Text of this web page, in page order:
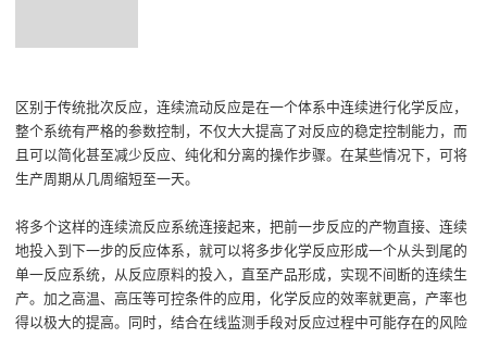
区别于传统批次反应，连续流动反应是在一个体系中连续进行化学反应，
整个系统有严格的参数控制，不仅大大提高了对反应的稳定控制能力，而
且 可以简化甚至减少反应、纯化和分离的操作步骤。在某些情况下，可将
生产周期从几周缩短至一天。
将多个这样的连续流反应系统连接起来，把前一步反应的产物直接、连续
地投入到下一步的反应体系，就可以将多步化学反应形成一个从头到尾的
单一反应系统，从反应原料的投入，直至产品形成，实现不间断的连续生
产。加之高温、高压等可控条件的应用，化学反应的效率就更高 ， 产率也
得以极大的提高。 同时，结合在线监测手段对反应过程中可能存在的风险